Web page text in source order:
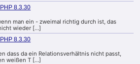
8.3.30
man ein - zweimal richtig durch ist, das
wieder […]
8.3.30
dass da ein Relationsverhältnis nicht passt,
weißen T […]